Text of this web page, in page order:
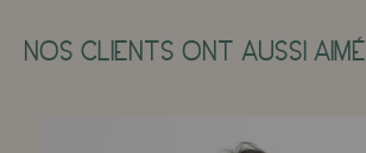
NOS CLIENTS ONT AUSSI AIMÉ